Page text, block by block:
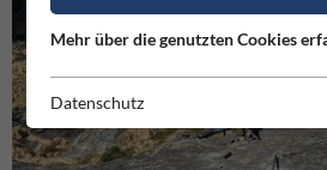
Mehr über die genutzten Cookies
Datenschutz